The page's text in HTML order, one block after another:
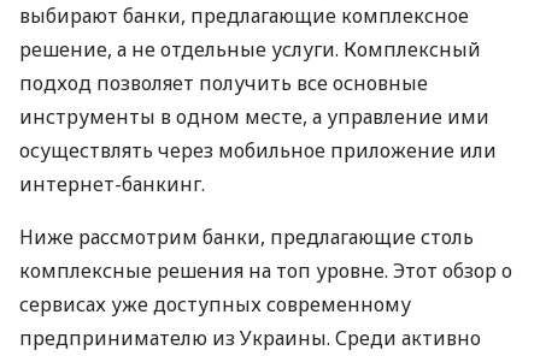
выбирают банки, предлагающие комплексное
решение, а не отдельные услуги. Комплексный
подход позволяет получить все основные
инструменты в одном месте, а управление ими
осуществлять через мобильное приложение или
интернет-банкинг.
Ниже рассмотрим банки, предлагающие столь
комплексные решения на топ уровне. Этот обзор о
сервисах уже доступных современному
предпринимателю из Украины. Среди активно